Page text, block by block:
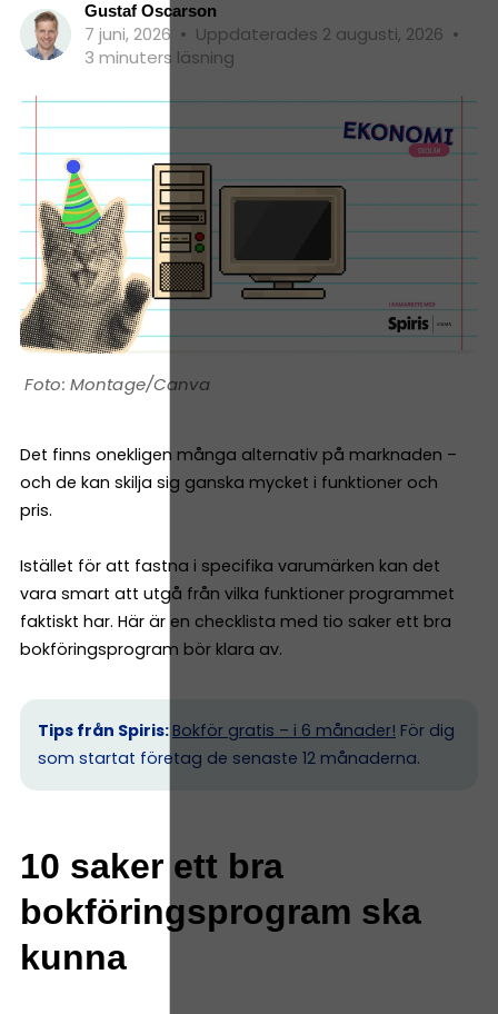
Gustaf Oscarson
7 juni, 2026 • Uppdaterades 2 augusti, 2026 •
3 minuters läsning
Montage/Canva
Det finns onekligen många alternativ på marknaden –
och de kan skilja sig ganska mycket i funktioner och
pris.
Istället för att fastna i specifika varumärken kan det
vara smart att utgå från vilka funktioner programmet
faktiskt har. Här är en checklista med tio saker ett bra
bokföringsprogram bör klara av.
Tips från Spiris: Bokför gratis – i 6 månader! För dig
som startat företag de senaste 12 månaderna.
10 saker ett bra
bokföringsprogram ska
kunna